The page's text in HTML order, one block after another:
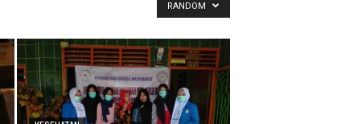
RANDOM